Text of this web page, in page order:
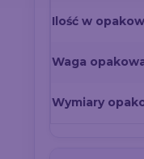
Ilość w
Waga
Wymiary